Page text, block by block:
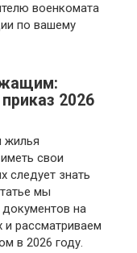
военкомата
по вашему
2026
жилья
свои
следует знать
мы
на
рассматриваем
в 2026 году.